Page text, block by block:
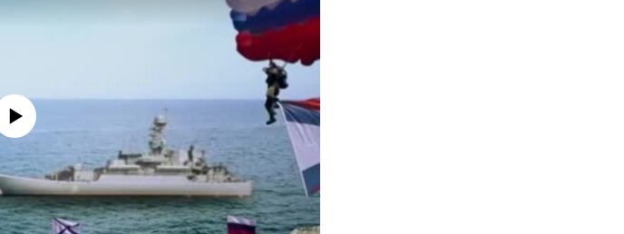
currently available